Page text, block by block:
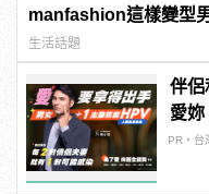
manfashion這樣變型
生活話題
伴侶
愛妳
PR・台